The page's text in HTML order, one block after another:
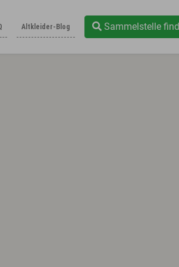
Altkleider-Blog Sammelstelle